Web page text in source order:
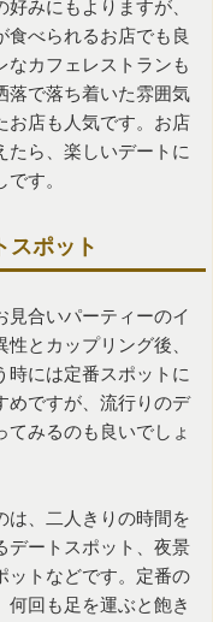
みにもよりますが、
食べられるお店でも良
なカフェレストランも
落で落ち着いた雰囲気
お店も人気です。お店
たら、楽しいデートに
す。
スポット
見合いパーティーのイ
とカップリング後、
時には定番スポットに
めですが、流行りのデ
てみるのも良いでしょ
は、二人きりの時間を
デートスポット、夜景
ットなどです。定番の
何回も足を運ぶと飽き